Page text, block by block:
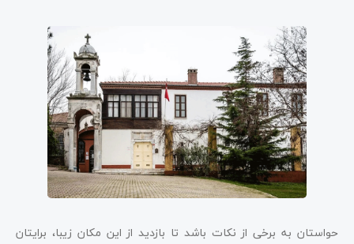
حواستان به برخی از نکات باشد تا بازدید از این مکان زیبا، برایتان